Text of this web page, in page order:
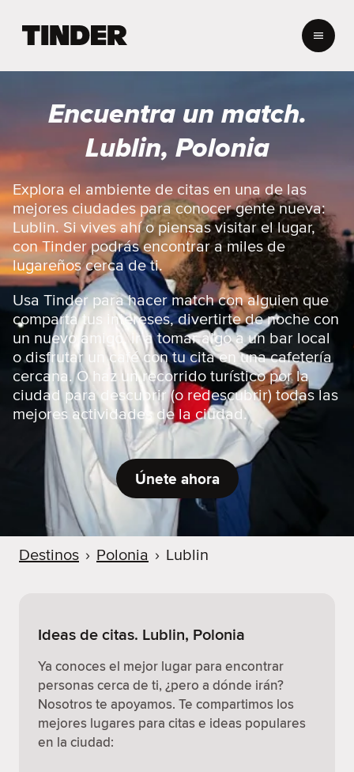
o
e
i
n
d
e
r
Encuentra un match.
Lublin, Polonia
Explora el ambiente de citas en una de las
mejores ciudades para conocer gente nueva:
Lublin. Si vives ahí o piensas visitar el lugar,
con Tinder podrás encontrar a miles de
lugareños cerca de ti.
Usa Tinder para hacer match con alguien que
comparta tus intereses, divertirte de noche con
un nuevo amigo, ir a tomar algo a un bar local
o disfrutar un café con tu cita en una cafetería
cercana. O haz un recorrido turístico por la
ciudad para descubrir (o redescubrir) todas las
mejores actividades de la ciudad.
Únete ahora
Destinos › Polonia › Lublin
Ideas de citas. Lublin, Polonia
Ya conoces el mejor lugar para encontrar
personas cerca de ti, ¿pero a dónde irán?
Nosotros te apoyamos. Te compartimos los
mejores lugares para citas e ideas populares
en la ciudad: